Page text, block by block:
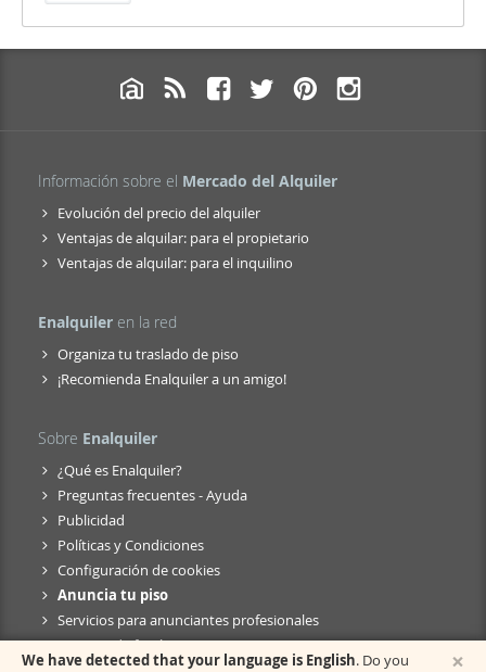
Información sobre el Mercado del Alquiler
Evolución del precio del alquiler
Ventajas de alquilar: para el propietario
Ventajas de alquilar: para el inquilino
Enalquiler en la red
Organiza tu traslado de piso
¡Recomienda Enalquiler a un amigo!
Sobre Enalquiler
¿Qué es Enalquiler?
Preguntas frecuentes - Ayuda
Publicidad
Políticas y Condiciones
Configuración de cookies
Anuncia tu piso
Servicios para anunciantes profesionales
Anuncio de fusión
×
We have detected that your language is English. Do you